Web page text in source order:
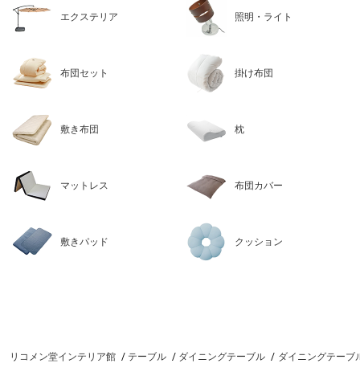
エクステリア 照明・ライト
布団セット 掛け布団
敷き布団 枕
マットレス 布団カバー
敷きパッド クッション
リコメン堂インテリア館 テーブル ダイニングテーブル ダイニングテーブ